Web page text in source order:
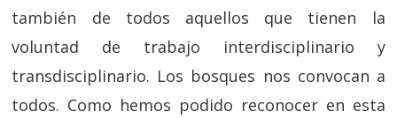
también de todos aquellos que tienen la
voluntad de trabajo interdisciplinario y
transdisciplinario. Los bosques nos convocan a
todos. Como hemos podido reconocer en esta